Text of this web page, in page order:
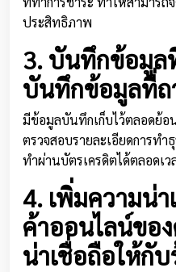
ประสิทธิภาพ
3. บันทึกข้อมูล
บันทึกข้อมูลที่ถ
มีข้อมูลบันทึกเก็บไว้ตลอดย้อ
ตรวจสอบรายละเอียดการทำ
ทำผ่านบัตรเครดิตได้ตลอดเว
4. เพิ่มความน่
ค้าออนไลน์ขอ
น่าเชื่อถือให้กั